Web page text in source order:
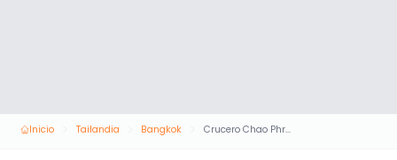
Inicio Tailandia Bangkok Crucero Chao Phraya Princess